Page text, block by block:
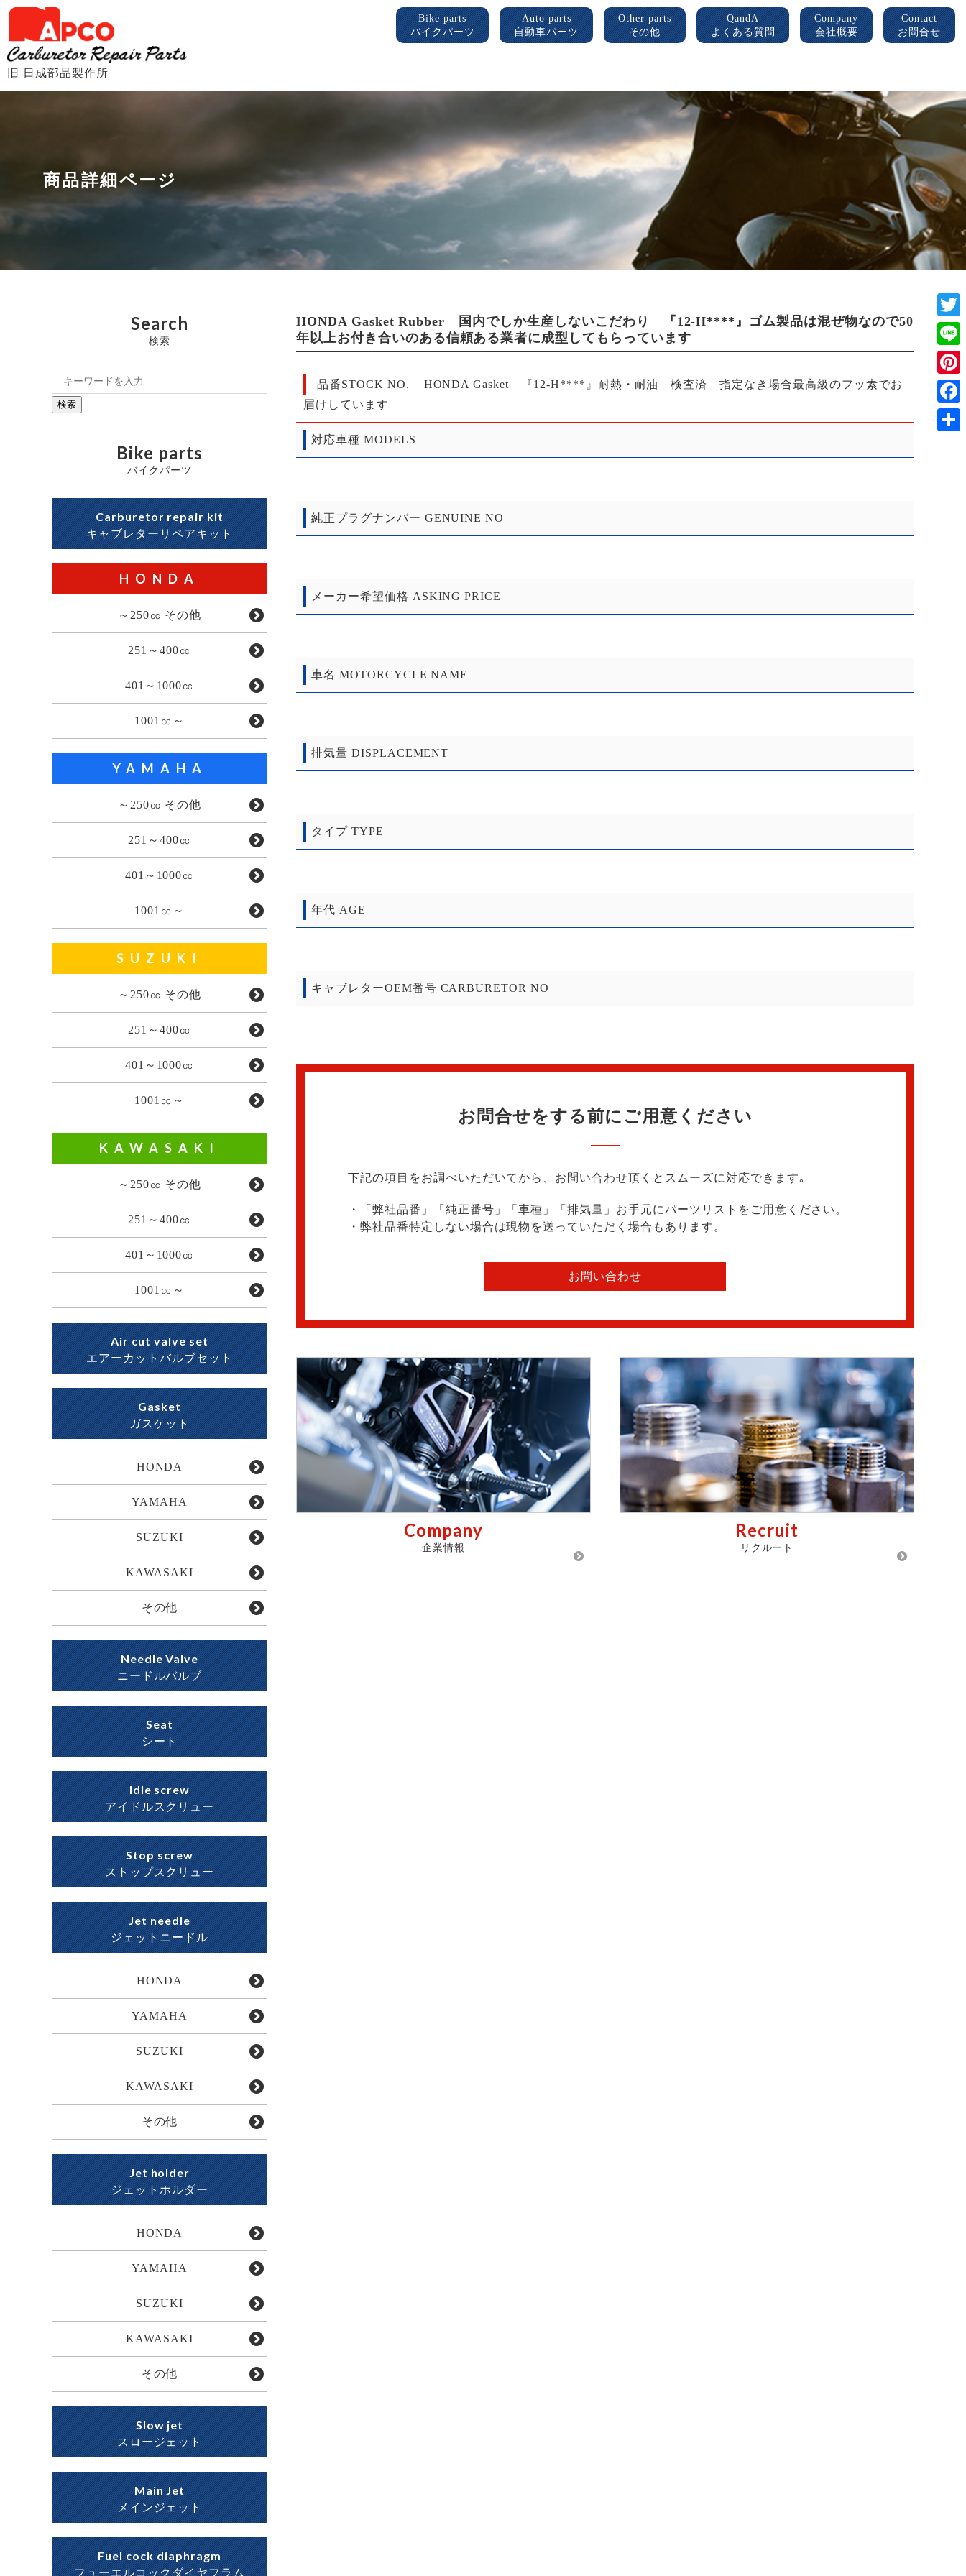
旧 日成部品製作所
Bike parts
バイクパーツ
Auto parts
自動車パーツ
Other parts
その他
QandA
よくある質問
Company
会社概要
Contact
お問合せ
商品詳細ページ
HONDA Gasket Rubber 国内でしか生産しないこだわり 『12-H****』ゴム製品は混ぜ物なので50
年以上お付き合いのある信頼ある業者に成型してもらっています
品番STOCK NO.
HONDA Gasket 『12-H****』耐熱・耐油 検査済 指定なき場合最高級のフッ素でお
届けしています
対応車種 MODELS
純正プラグナンバー GENUINE NO
メーカー希望価格 ASKING PRICE
車名 MOTORCYCLE NAME
排気量 DISPLACEMENT
タイプ TYPE
年代 AGE
キャブレターOEM番号 CARBURETOR NO
お問合せをする前にご用意ください
下記の項目をお調べいただいてから、お問い合わせ頂くとスムーズに対応できます｡
・「弊社品番」「純正番号」「車種」「排気量」お手元にパーツリストをご用意ください。
・弊社品番特定しない場合は現物を送っていただく場合もあります。
お問い合わせ
Company
企業情報
Recruit
リクルート
Search
検索
検索
Bike parts
バイクパーツ
Carburetor repair kit
キャブレターリペアキット
HONDA
～250㏄ その他
251～400㏄
401～1000㏄
1001㏄～
YAMAHA
～250㏄ その他
251～400㏄
401～1000㏄
1001㏄～
SUZUKI
～250㏄ その他
251～400㏄
401～1000㏄
1001㏄～
KAWASAKI
～250㏄ その他
251～400㏄
401～1000㏄
1001㏄～
Air cut valve set
エアーカットバルブセット
Gasket
ガスケット
HONDA
YAMAHA
SUZUKI
KAWASAKI
その他
Needle Valve
ニードルバルブ
Seat
シート
Idle screw
アイドルスクリュー
Stop screw
ストップスクリュー
Jet needle
ジェットニードル
HONDA
YAMAHA
SUZUKI
KAWASAKI
その他
Jet holder
ジェットホルダー
HONDA
YAMAHA
SUZUKI
KAWASAKI
その他
Slow jet
スロージェット
Main Jet
メインジェット
Fuel cock diaphragm
フューエルコックダイヤフラム
Line